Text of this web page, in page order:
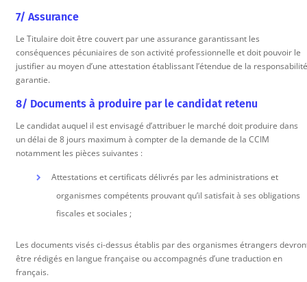
7/ Assurance
Le Titulaire doit être couvert par une assurance garantissant les
conséquences pécuniaires de son activité professionnelle et doit pouvoir le
justifier au moyen d’une attestation établissant l’étendue de la
garantie.
8/ Documents à produire par le candidat retenu
Le candidat auquel il est envisagé d’attribuer le marché doit produire dans
un délai de 8 jours maximum à compter de la demande de la CCIM
notamment les pièces suivantes :
Attestations et certificats délivrés par les administrations et
organismes compétents prouvant qu’il satisfait à ses obligations
fiscales et sociales ;
Les documents visés ci-dessus établis par des organismes étrangers
être rédigés en langue française ou accompagnés d’une traduction en
français.